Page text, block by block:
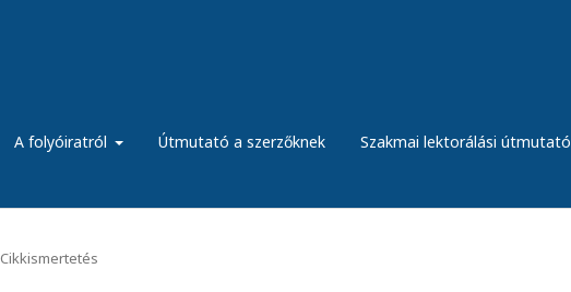
A folyóiratról Útmutató a szerzőknek Szakmai lektorálási útmutató
Cikkismertetés